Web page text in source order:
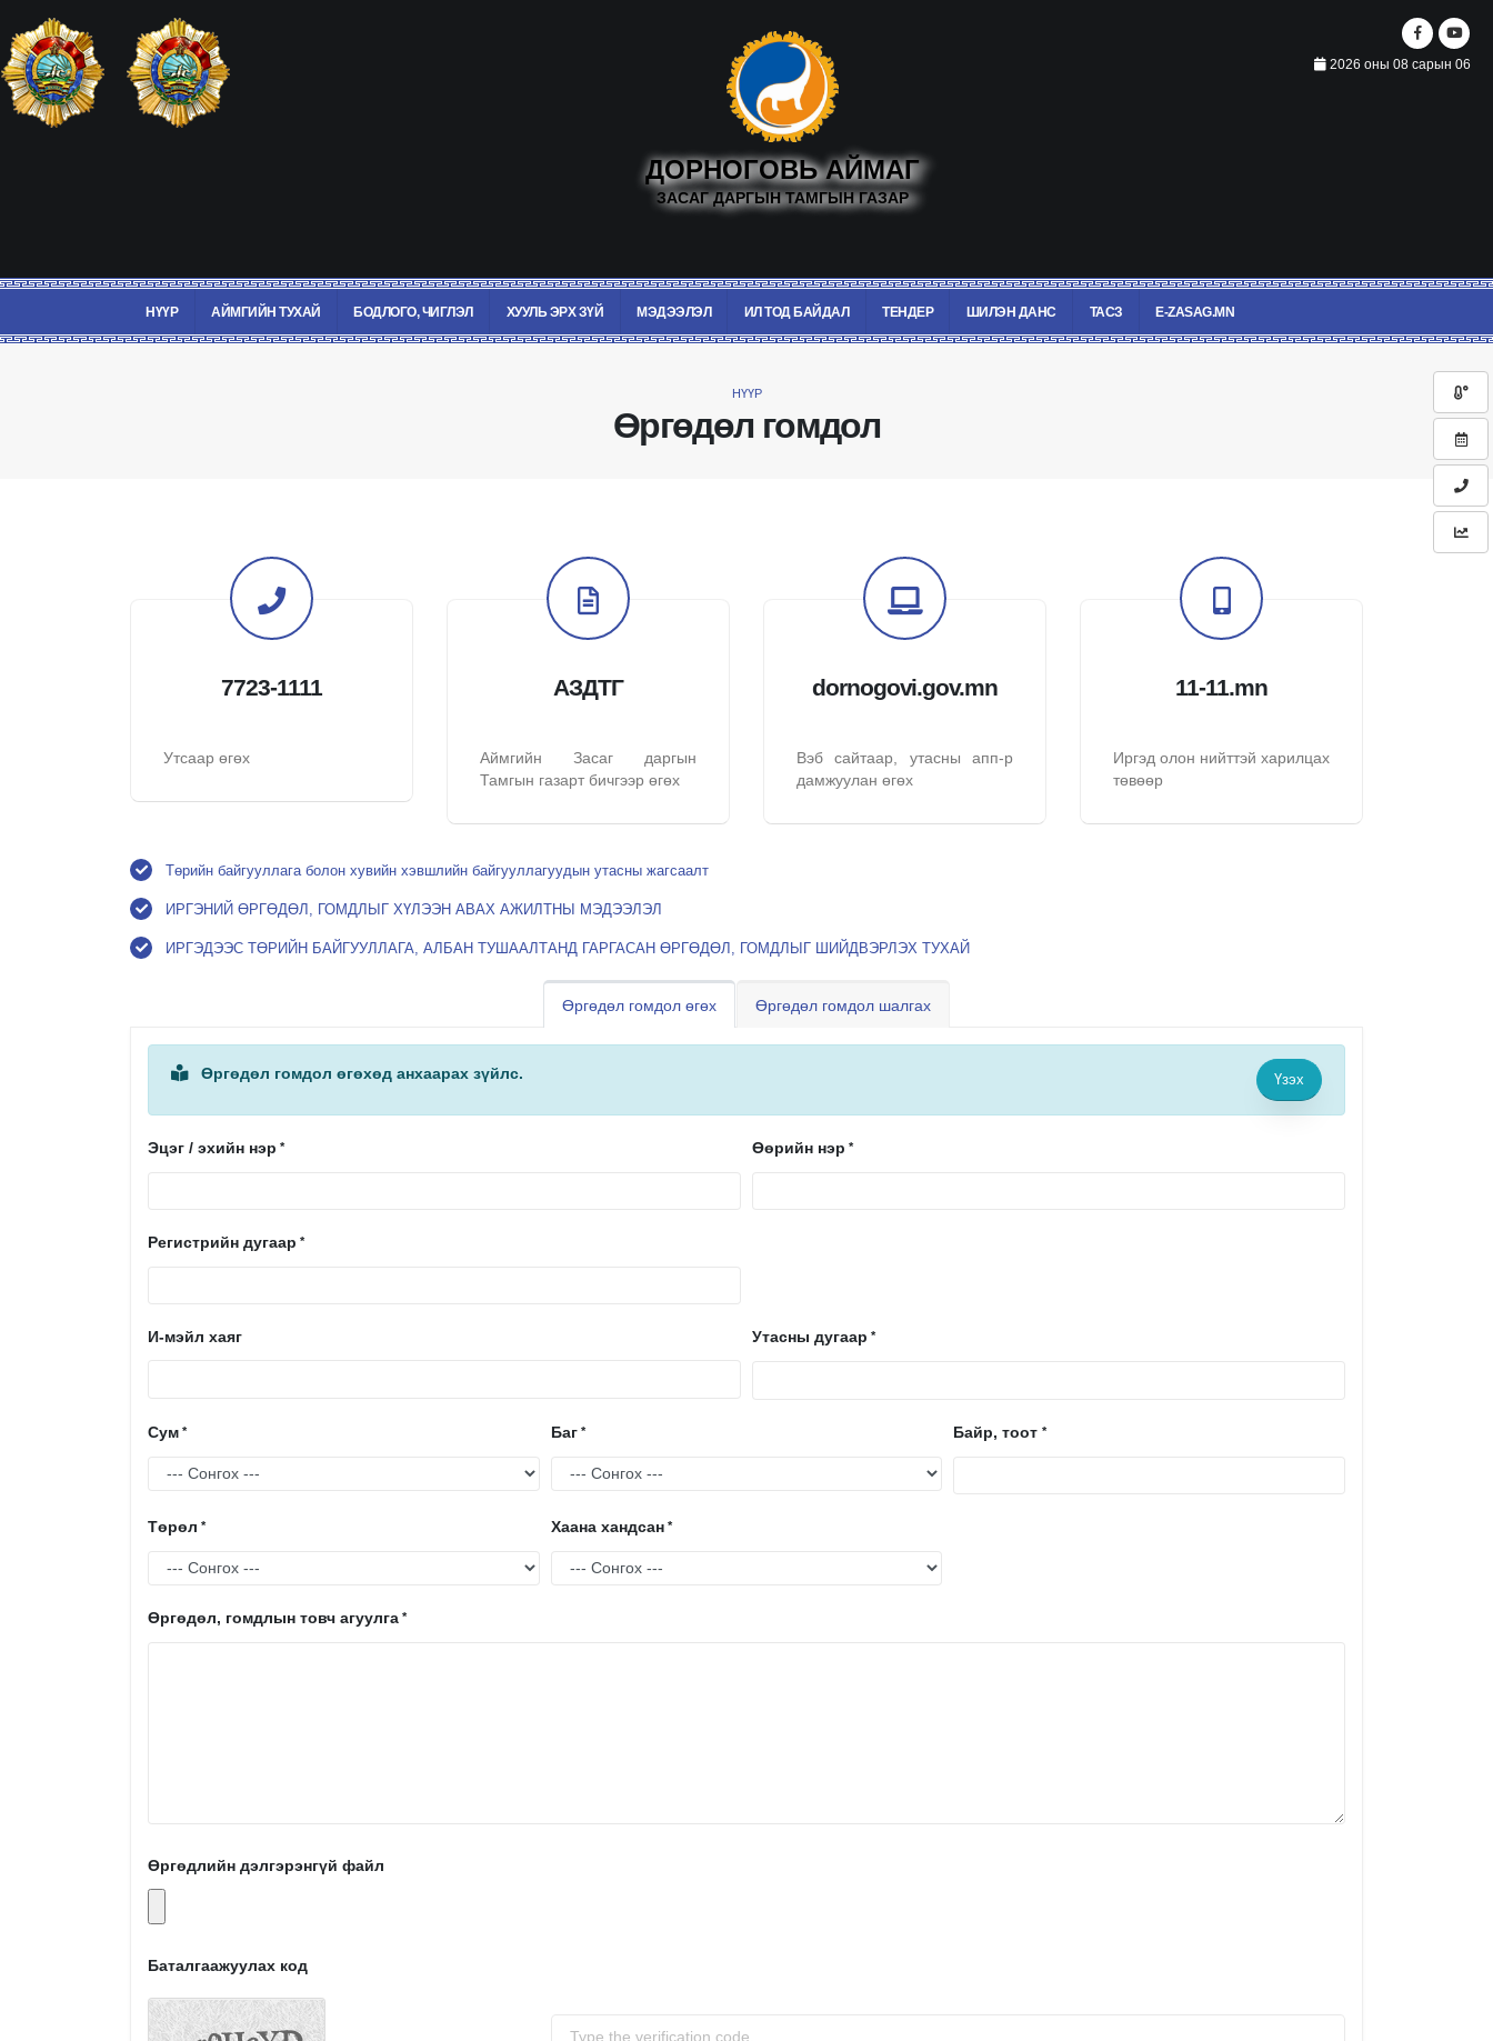
2026 оны 08 сарын 06
ДОРНОГОВЬ АЙМАГ
ЗАСАГ ДАРГЫН ТАМГЫН ГАЗАР
НҮҮР АЙМГИЙН ТУХАЙ БОДЛОГО, ЧИГЛЭЛ ХУУЛЬ ЭРХ ЗҮЙ МЭДЭЭЛЭЛ ИЛ ТОД БАЙДАЛ ТЕНДЕР ШИЛЭН ДАНС ТАСЗ E-ZASAG.MN
Өргөдөл гомдол
НҮҮР
7723-1111
Утсаар өгөх
АЗДТГ
Аймгийн Засаг даргын
Тамгын газарт бичгээр өгөх
dornogovi.gov.mn
Вэб сайтаар, утасны апп-р
дамжуулан өгөх
11-11.mn
Иргэд олон нийттэй харилцах
төвөөр
Төрийн байгууллага болон хувийн хэвшлийн байгууллагуудын утасны жагсаалт
ИРГЭНИЙ ӨРГӨДӨЛ, ГОМДЛЫГ ХҮЛЭЭН АВАХ АЖИЛТНЫ МЭДЭЭЛЭЛ
ИРГЭДЭЭС ТӨРИЙН БАЙГУУЛЛАГА, АЛБАН ТУШААЛТАНД ГАРГАСАН ӨРГӨДӨЛ, ГОМДЛЫГ ШИЙДВЭРЛЭХ ТУХАЙ
Өргөдөл гомдол өгөх Өргөдөл гомдол шалгах
Өргөдөл гомдол өгөхөд анхаарах зүйлс. Үзэх
Эцэг / эхийн нэр Өөрийн нэр
Регистрийн дугаар
И-мэйл хаяг Утасны дугаар
Сум Баг Байр, тоот
Төрөл Хаана хандсан
Өргөдөл, гомдлын товч агуулга
Өргөдлийн дэлгэрэнгүй файл
Баталгаажуулах код